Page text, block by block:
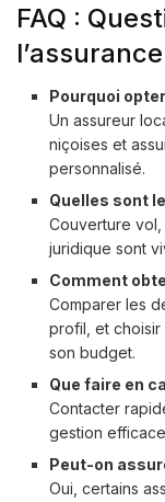
FAQ :
Pourquoi
Un assureur
niçoises et
personnalisé.
Quelles sont
Couverture
juridique sont
Comment
Comparer les
profil, et choisir
son budget.
Que faire en
Contacter
gestion
Peut-on
Oui, certains